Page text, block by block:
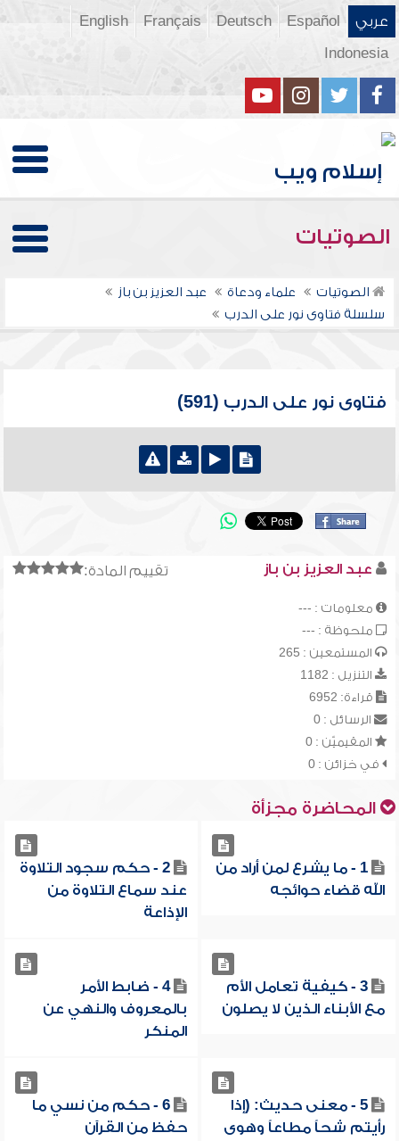
عربي Español
Deutsch
Français
English
Indonesia
الصوتيات
الصوتيات علماء ودعاة
عبد العزيز بن باز
سلسلة فتاوى نور على الدرب
فتاوى نور على الدرب (591)
تقييم المادة: عبد العزيز بن باز
معلومات : ---
ملحوظة : ---
المستمعين : 265
التنزيل : 1182
قراءة: 6952
الرسائل : 0
المقيميّن : 0
في خزائن : 0
المحاضرة مجزأة
1 - ما يشرع لمن أراد من
الله قضاء حوائجه
2 - حكم سجود التلاوة
عند سماع التلاوة من
الإذاعة
3 - كيفية تعامل الأم
مع الأبناء الذين لا يصلون
4 - ضابط الأمر
بالمعروف والنهي عن
المنكر
5 - معنى حديث: (إذا
رأيتم شحاً مطاعاً وهوى
6 - حكم من نسي ما
حفظ من القرآن